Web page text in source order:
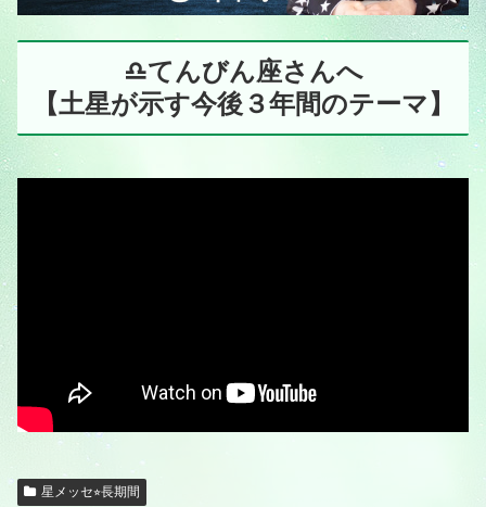
♎️てんびん座さんへ
【土星が示す今後３年間のテーマ】
星メッセ⭐︎長期間